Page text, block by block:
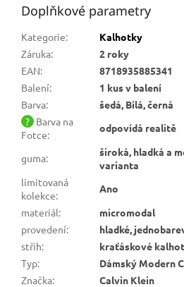
Doplňkové parametry
Kategorie:
Kalhotky
Záruka:
2 roky
EAN:
8718935885341
Balení:
1 kus v balení
Barva:
šedá, Bílá, černá
? Barva na
Fotce:
odpovídá realitě
guma:
široká, hladká a
varianta
limitovaná
kolekce:
Ano
materiál:
micromodal
provedení:
hladké,
střih:
kraťáskové
Typ:
Dámský Modern
Značka:
Calvin Klein